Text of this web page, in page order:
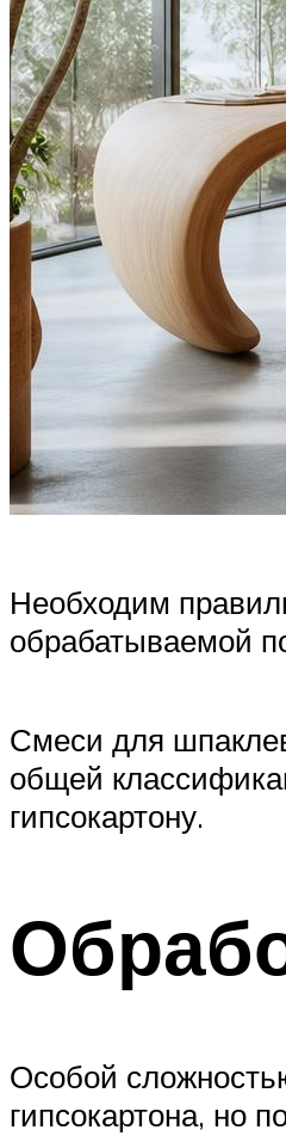
Необходим
обрабатываемой
Смеси для
общей
гипсокартону.
Особой
гипсокартона, но